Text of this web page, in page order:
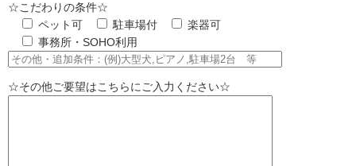
☆こだわりの条件☆
ペット可
駐車場付
楽器可
事務所・SOHO利用
☆その他ご要望はこちらにご入力ください☆